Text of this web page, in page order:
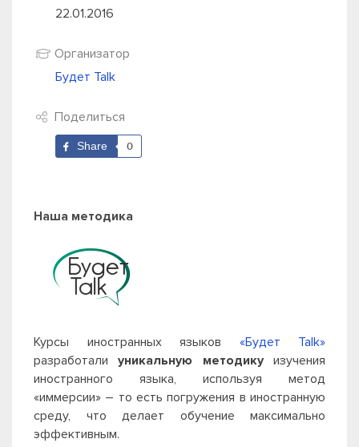
22.01.2016
Организатор
Будет Talk
Поделиться
Share 0
Наша методика
Курсы иностранных языков «Будет Talk»
разработалиуникальную методикуизучения
иностранного языка, используя метод
«иммерсии» – то есть погружения в иностранную
среду, что делает обучение максимально
эффективным.